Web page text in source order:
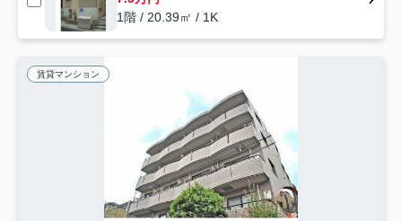
1階 / 20.39㎡ / 1K
賃貸マンション